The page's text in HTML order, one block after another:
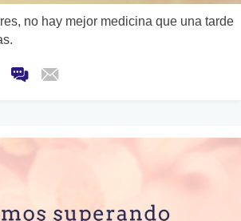
no hay mejor medicina que una tarde